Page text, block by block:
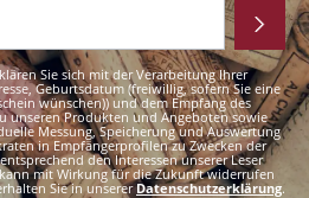
Sie sich mit der Verarbeitung Ihrer
Geburtsdatum (freiwillig, sofern Sie eine
wünschen)) und dem Empfang des
unseren Produkten und Angeboten sowie
Messung, Speicherung und Auswertung
in Empfängerprofilen zu Zwecken der
den Interessen unserer Leser
mit Wirkung für die Zukunft widerrufen
Sie in unsererDatenschutzerklärung.